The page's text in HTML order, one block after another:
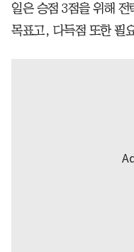
일은 승점 3점을 위해 전
목표고, 다득점 또한 필